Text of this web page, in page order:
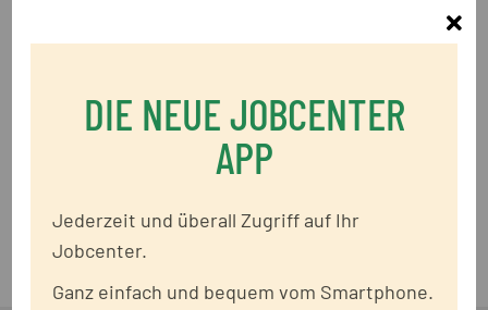
Registrierung - Mein Anliegen
Ich habe meine Benutzerdaten für die Jobcenter-App
oder jobcenter.digital vergessen
App oder von jobcenter.digital
DIE NEUE JOBCENTER
APP
Jederzeit und überall Zugriff auf Ihr
Jobcenter.
Ganz einfach und bequem vom Smartphone.